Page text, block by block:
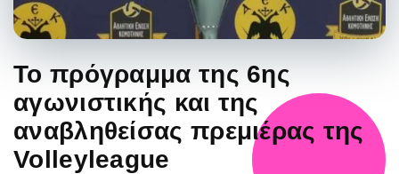
Το πρόγραμμα της 6ης
αγωνιστικής και της
αναβληθείσας πρεμιέρας της
Volleyleague